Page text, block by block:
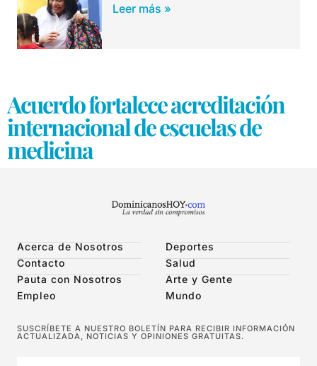
Leer más »
Acuerdo fortalece acreditación
internacional de escuelas de
medicina
Acerca de Nosotros
Contacto
Pauta con Nosotros
Empleo
Deportes
Salud
Arte y Gente
Mundo
SUSCRÍBETE A NUESTRO BOLETÍN PARA RECIBIR INFORMACIÓN
ACTUALIZADA, NOTICIAS Y OPINIONES GRATUITAS.